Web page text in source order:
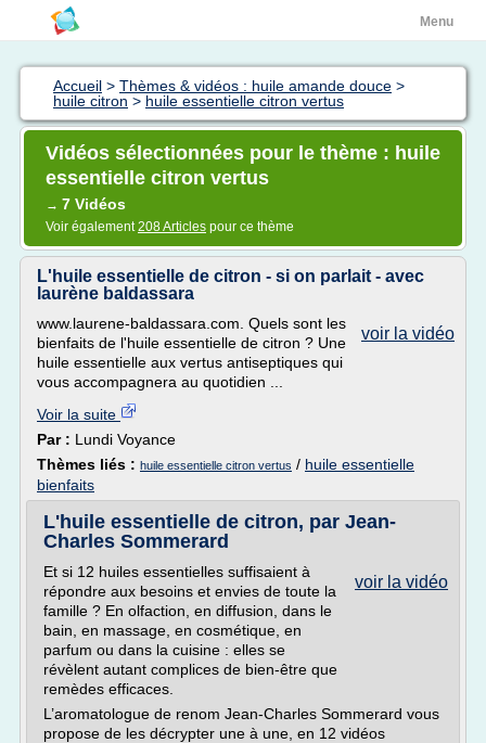
Menu
Accueil > Thèmes & vidéos : huile amande douce >
huile citron > huile essentielle citron vertus
Vidéos sélectionnées pour le thème : huile
essentielle citron vertus
→ 7 Vidéos
Voir également208 Articles pour ce thème
L'huile essentielle de citron - si on parlait - avec
laurène baldassara
voir la vidéo
www.laurene-baldassara.com. Quels sont les
bienfaits de l'huile essentielle de citron ? Une
huile essentielle aux vertus antiseptiques qui
vous accompagnera au quotidien ...
Voir la suite
Par : Lundi Voyance
Thèmes liés : huile essentielle citron vertus / huile essentielle
bienfaits
L'huile essentielle de citron, par Jean-
Charles Sommerard
voir la vidéo
Et si 12 huiles essentielles suffisaient à
répondre aux besoins et envies de toute la
famille ? En olfaction, en diffusion, dans le
bain, en massage, en cosmétique, en
parfum ou dans la cuisine : elles se
révèlent autant complices de bien-être que
remèdes efficaces.
L’aromatologue de renom Jean-Charles Sommerard vous
propose de les décrypter une à une, en 12 vidéos